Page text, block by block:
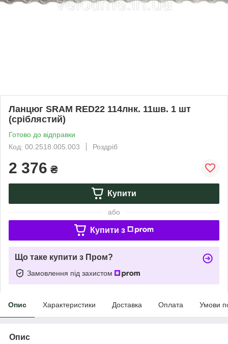
Ланцюг SRAM RED22 114лнк. 11шв. 1 шт
(сріблястий)
Готово до відправки
Код: 00.2518.005.003
Роздріб
2 376 ₴
Купити
або
Купити з
Що таке купити з Пром?
Замовлення під захистом
Опис Характеристики Доставка Оплата Умови
Опис